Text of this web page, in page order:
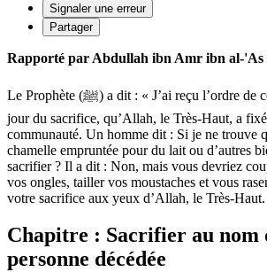
Signaler une erreur
Partager
Rapporté par Abdullah ibn Amr ibn al-'As
Le Prophète (ﷺ) a dit : « J’ai reçu l’ordre de célébrer la fête ('Id) le
jour du sacrifice, qu’Allah, le Très-Haut, a
communauté. Un homme dit : Si je ne trouve
chamelle empruntée pour du lait ou d’autres
sacrifier ? Il a dit : Non, mais vous devriez
vos ongles, tailler vos moustaches et vous
votre sacrifice aux yeux d’Allah, le Très-Haut.
Chapitre : Sacrifier au nom
personne décédée